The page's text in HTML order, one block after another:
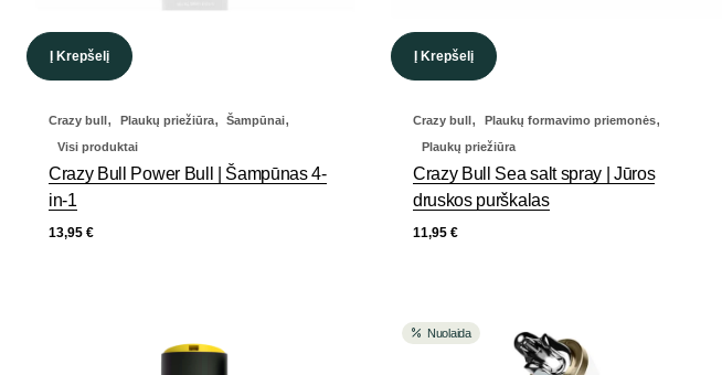
Į Krepšelį
Crazy bull, Plaukų priežiūra, Šampūnai,
Visi produktai
Crazy Bull Power Bull | Šampūnas 4-
in-1
13,95 €
Į Krepšelį
Crazy bull, Plaukų formavimo priemonės,
Plaukų priežiūra
Crazy Bull Sea salt spray | Jūros
druskos purškalas
11,95 €
Nuolaida